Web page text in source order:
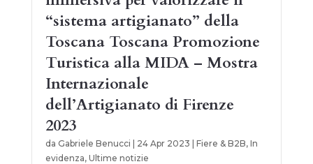
“sistema artigianato” della
Toscana Toscana Promozione
Turistica alla MIDA – Mostra
Internazionale
dell’Artigianato di Firenze
2023
da Gabriele Benucci | 24 Apr 2023 | Fiere & B2B, In
evidenza, Ultime notizie